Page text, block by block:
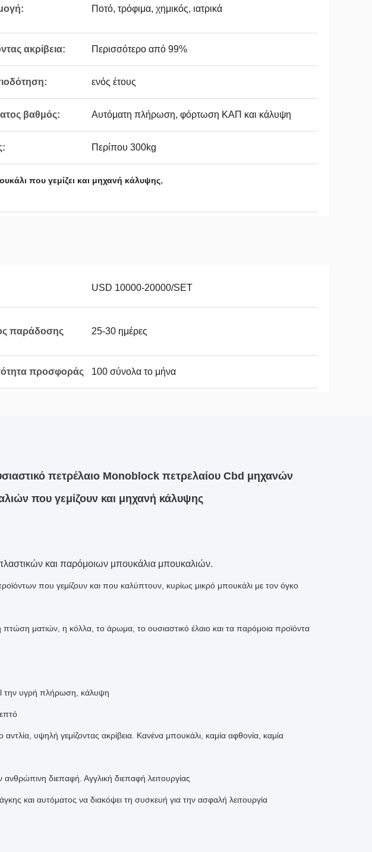
Ποτό, τρόφιμα, χημικός, ιατρικά
ακρίβεια: Περισσότερο από 99%
ενός έτους
βαθμός: Αυτόματη πλήρωση, φόρτωση ΚΑΠ και κάλυψη
Περίπου 300kg
που γεμίζει και μηχανή κάλυψης,
USD 10000-20000/SET
παράδοσης 25-30 ημέρες
προσφοράς 100 σύνολα το μήνα
πετρέλαιο Monoblock πετρελαίου Cbd μηχανών
που γεμίζουν και μηχανή κάλυψης
και παρόμοιων μπουκάλια μπουκαλιών.
που γεμίζουν και που καλύπτουν, κυρίως μικρό μπουκάλι με τον όγκο
πτώση ματιών, η κόλλα, το άρωμα, το ουσιαστικό έλαιο και τα παρόμοια προϊόντα
την υγρή πλήρωση, κάλυψη
αντλία, υψηλή γεμίζοντας ακρίβεια. Κανένα μπουκάλι, καμία αφθονία, καμία
ανθρώπινη διεπαφή. Αγγλική διεπαφή λειτουργίας
και αυτόματος να διακόψει τη συσκευή για την ασφαλή λειτουργία